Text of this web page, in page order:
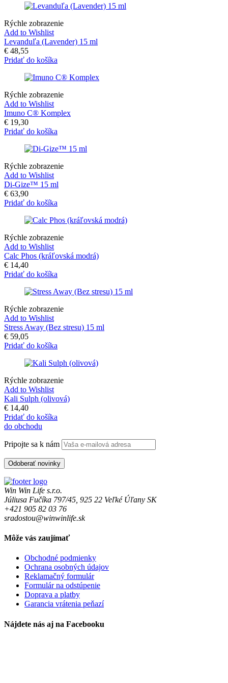
Rýchle zobrazenie
Add to Wishlist
Levanduľa (Lavender) 15 ml
€ 48,55
Pridať do košíka
Rýchle zobrazenie
Add to Wishlist
Imuno C® Komplex
€ 19,30
Pridať do košíka
Rýchle zobrazenie
Add to Wishlist
Di-Gize™ 15 ml
€ 63,90
Pridať do košíka
Rýchle zobrazenie
Add to Wishlist
Calc Phos (kráľovská modrá)
€ 14,40
Pridať do košíka
Rýchle zobrazenie
Add to Wishlist
Stress Away (Bez stresu) 15 ml
€ 59,05
Pridať do košíka
Rýchle zobrazenie
Add to Wishlist
Kali Sulph (olivová)
€ 14,40
Pridať do košíka
do obchodu
Pripojte sa k nám
Win Win Life s.r.o.
Júliusa Fučíka 797/45, 925 22 Veľké Úľany SK
+421 905 82 03 76
sradostou@winwinlife.sk
Môže vás zaujímať
Obchodné podmienky
Ochrana osobných údajov
Reklamačný formulár
Formulár na odstúpenie
Doprava a platby
Garancia vrátenia peňazí
Nájdete nás aj na Facebooku